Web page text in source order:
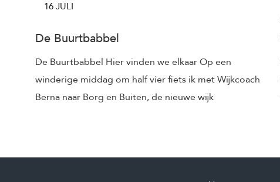
De Buurtbabbel
16 JULI
De Buurtbabbel Hier vinden we elkaar Op een
winderige middag om half vier fiets ik met Wijkcoach
Berna naar Borg en Buiten, de nieuwe wijk